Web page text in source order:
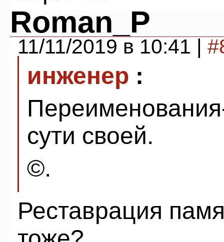
Roman_P
11/11/2019 в 10:41 |
инженер :
сути своей.
©.
Реставрация